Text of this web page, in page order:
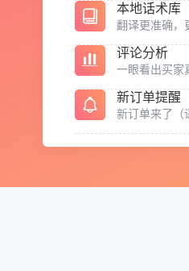
本地话术库
翻译更准确，
评论分析
一眼看出买家
新订单提醒
新订单来了（